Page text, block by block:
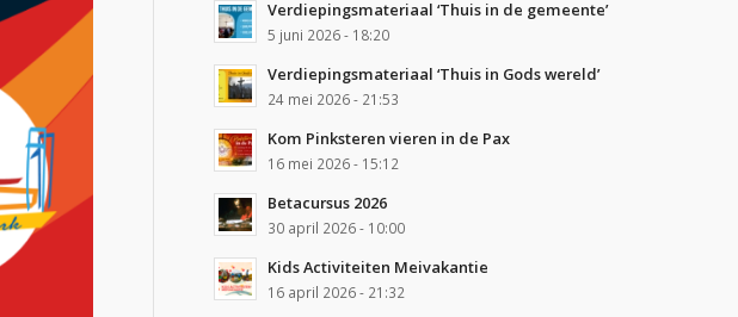
Verdiepingsmateriaal ‘Thuis in de gemeente’
5 juni 2026 - 18:20
Verdiepingsmateriaal ‘Thuis in Gods wereld’
24 mei 2026 - 21:53
Kom Pinksteren vieren in de Pax
16 mei 2026 - 15:12
Betacursus 2026
30 april 2026 - 10:00
Kids Activiteiten Meivakantie
16 april 2026 - 21:32